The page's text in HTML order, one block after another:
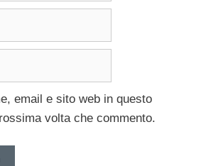
email e sito web in questo
volta che commento.